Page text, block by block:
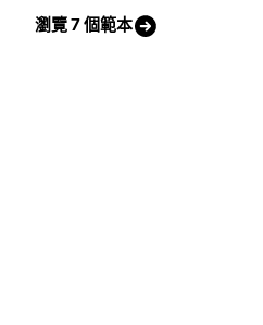
瀏覽 7 個範本